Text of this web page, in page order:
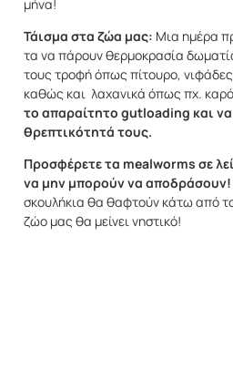
μήνα!
Τάισμα στα ζώα μας: Μια ημέρα
τα να πάρουν θερμοκρασία
τους τροφή όπως πίτουρο,
καθώς και λαχανικά όπως πχ.
το απαραίτητο gutloading και να
θρεπτικότητά τους.
Προσφέρετε τα mealworms σε
να μην μπορούν να αποδράσουν!
σκουλήκια θα θαφτούν κάτω από
ζώο μας θα μείνει νηστικό!